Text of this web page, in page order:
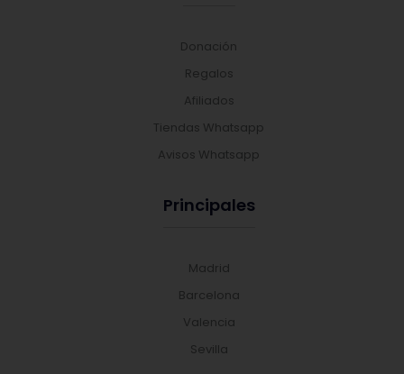
Donación
Regalos
Afiliados
Tiendas Whatsapp
Avisos Whatsapp
Principales
Madrid
Barcelona
Valencia
Sevilla